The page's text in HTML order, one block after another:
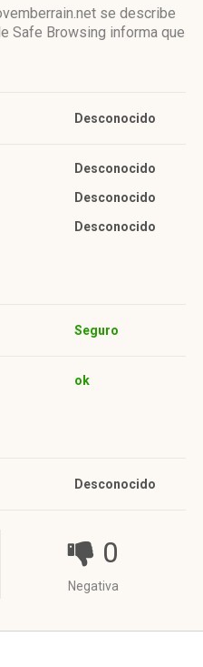
se describe
Safe Browsing informa que
Desconocido
Desconocido
Desconocido
Desconocido
Seguro
ok
Desconocido
0
Negativa